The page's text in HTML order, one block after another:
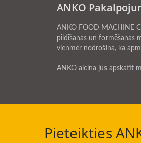
ANKO
ANKO FOOD MACHINE
pildīšanas un formēšanas
vienmēr nodrošina, ka
ANKO aicina jūs apskatīt
Pieteikties